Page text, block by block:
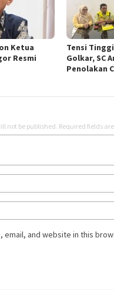
Ketua
Resmi
Tensi
Golkar, SC
Penolakan
not be published. Required fields
email, and website in this